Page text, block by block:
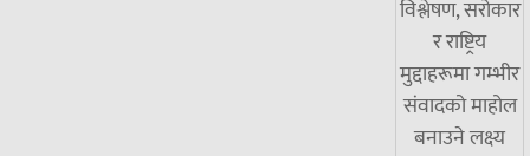
विश्लेषण, सरोकार
र राष्ट्रिय
मुद्दाहरूमा गम्भीर
संवादको माहोल
बनाउने लक्ष्य